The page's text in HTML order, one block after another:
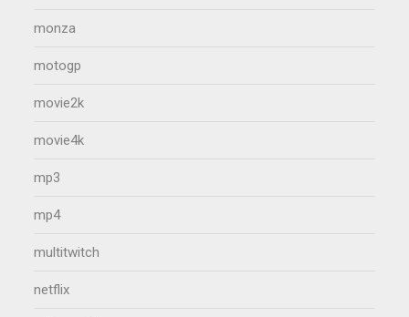
monza
motogp
movie2k
movie4k
mp3
mp4
multitwitch
netflix